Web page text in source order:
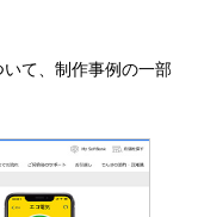
て、制作事例の一部